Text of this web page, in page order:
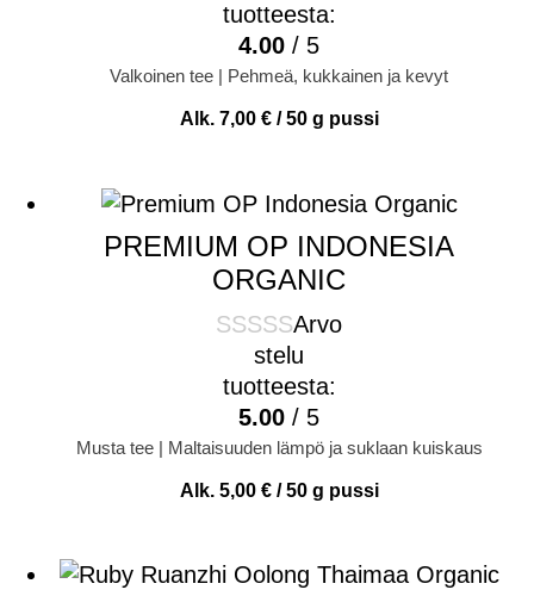
tuotteesta:
4.00 / 5
Valkoinen tee | Pehmeä, kukkainen ja kevyt
Alk. 7,00 €/ 50 g pussi
PREMIUM OP INDONESIA
ORGANIC
Arvo
stelu
tuotteesta:
5.00 / 5
Musta tee | Maltaisuuden lämpö ja suklaan kuiskaus
Alk. 5,00 €/ 50 g pussi